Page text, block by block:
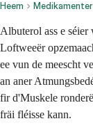
Heem Medikamenter
Albuterol ass e
Loftweeër
ee vun de meescht
an aner
fir d'Muskele
fräi fléisse kann.